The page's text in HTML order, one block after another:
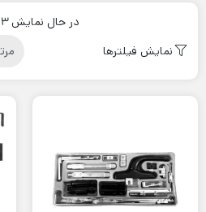
در حال نمایش 3 نتیجه
نمایش فیلترها